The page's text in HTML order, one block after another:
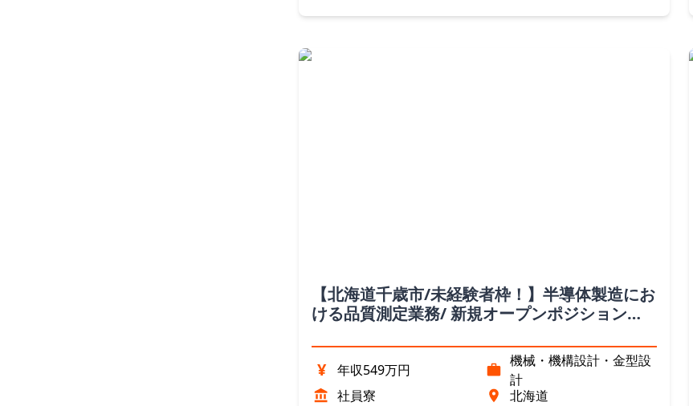
【北海道千歳市/未経験者枠！】半導体製造にお
ける品質測定業務/ 新規オープンポジション
¥
年収549万円
機械・機構設計・金型設
計
社員寮
北海道